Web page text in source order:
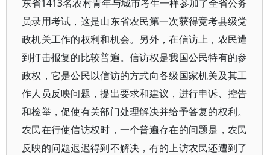
东省1413名农村青年与城市考生一样参加了全省公务
员录用考试，这是山东省农民第一次获得竞考县级党
政机关工作的权利和机会。另外，在信访上，农民遭
到打击报复的比较普遍。信访权是我国公民特有的参
政权，它是公民以信访的方式向各级国家机关及其工
作人员反映问题，提出要求和建议，进行申诉、控告
和检举，促使有关部门处理解决并给予答复的权利。
农民在行使信访权时，一个普遍存在的问题是，农民
反映的问题迟迟得到不解决，有的上访农民还遭到了